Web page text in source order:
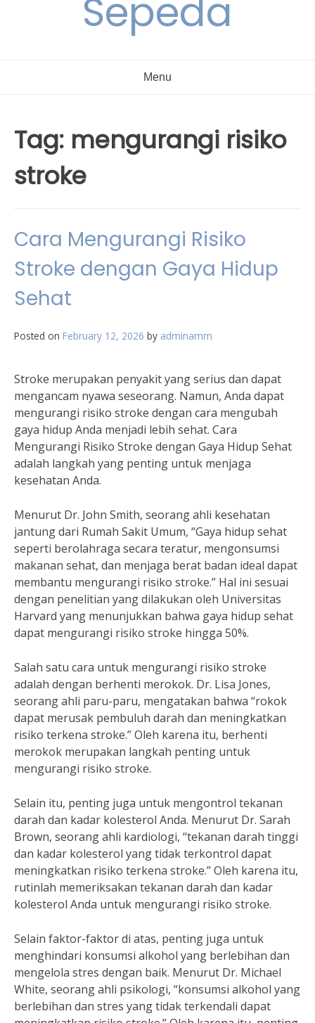
Sepeda
Menu
Tag: mengurangi risiko
stroke
Cara Mengurangi Risiko
Stroke dengan Gaya Hidup
Sehat
Posted on February 12, 2026 by adminamm
Stroke merupakan penyakit yang serius dan dapat
mengancam nyawa seseorang. Namun, Anda dapat
mengurangi risiko stroke dengan cara mengubah
gaya hidup Anda menjadi lebih sehat. Cara
Mengurangi Risiko Stroke dengan Gaya Hidup Sehat
adalah langkah yang penting untuk menjaga
kesehatan Anda.
Menurut Dr. John Smith, seorang ahli kesehatan
jantung dari Rumah Sakit Umum, “Gaya hidup sehat
seperti berolahraga secara teratur, mengonsumsi
makanan sehat, dan menjaga berat badan ideal dapat
membantu mengurangi risiko stroke.” Hal ini sesuai
dengan penelitian yang dilakukan oleh Universitas
Harvard yang menunjukkan bahwa gaya hidup sehat
dapat mengurangi risiko stroke hingga 50%.
Salah satu cara untuk mengurangi risiko stroke
adalah dengan berhenti merokok. Dr. Lisa Jones,
seorang ahli paru-paru, mengatakan bahwa “rokok
dapat merusak pembuluh darah dan meningkatkan
risiko terkena stroke.” Oleh karena itu, berhenti
merokok merupakan langkah penting untuk
mengurangi risiko stroke.
Selain itu, penting juga untuk mengontrol tekanan
darah dan kadar kolesterol Anda. Menurut Dr. Sarah
Brown, seorang ahli kardiologi, “tekanan darah tinggi
dan kadar kolesterol yang tidak terkontrol dapat
meningkatkan risiko terkena stroke.” Oleh karena itu,
rutinlah memeriksakan tekanan darah dan kadar
kolesterol Anda untuk mengurangi risiko stroke.
Selain faktor-faktor di atas, penting juga untuk
menghindari konsumsi alkohol yang berlebihan dan
mengelola stres dengan baik. Menurut Dr. Michael
White, seorang ahli psikologi, “konsumsi alkohol yang
berlebihan dan stres yang tidak terkendali dapat